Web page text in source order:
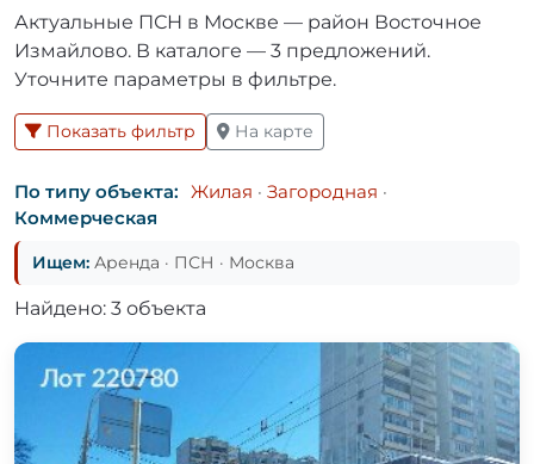
Актуальные ПСН в Москве — район Восточное
Измайлово. В каталоге — 3 предложений.
Уточните параметры в фильтре.
Показать фильтр На карте
По типу объекта: Жилая · Загородная ·
Коммерческая
Ищем: Аренда · ПСН · Москва
Найдено: 3 объекта